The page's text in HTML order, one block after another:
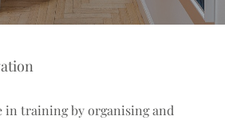
in training by organising and